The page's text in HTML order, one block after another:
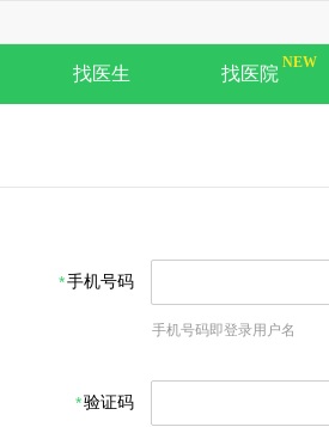
找医生 找医院
手机号码
手机号码即登录用户名
验证码